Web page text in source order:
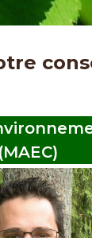
(MAEC)